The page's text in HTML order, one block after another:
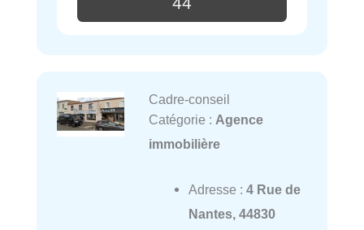
Cadre-conseil
Catégorie : Agence
immobilière
Adresse : 4 Rue de
Nantes, 44830